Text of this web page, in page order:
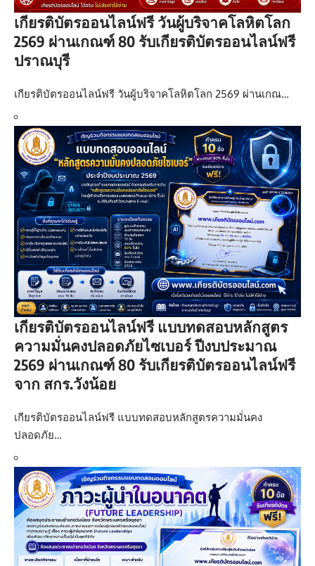
เกียรติบัตรออนไลน์ฟรี วันผู้บริจาคโลหิตโลก
2569 ผ่านเกณฑ์ 80 รับเกียรติบัตรออนไลน์ฟรี
ปราณบุรี
เกียรติบัตรออนไลน์ฟรี วันผู้บริจาคโลหิตโลก 2569 ผ่านเกณ…
เกียรติบัตรออนไลน์ฟรี แบบทดสอบหลักสูตร
ความมั่นคงปลอดภัยไซเบอร์ ปีงบประมาณ
2569 ผ่านเกณฑ์ 80 รับเกียรติบัตรออนไลน์ฟรี
จาก สกร.วังน้อย
เกียรติบัตรออนไลน์ฟรี แบบทดสอบหลักสูตรความมั่นคง
ปลอดภัย…